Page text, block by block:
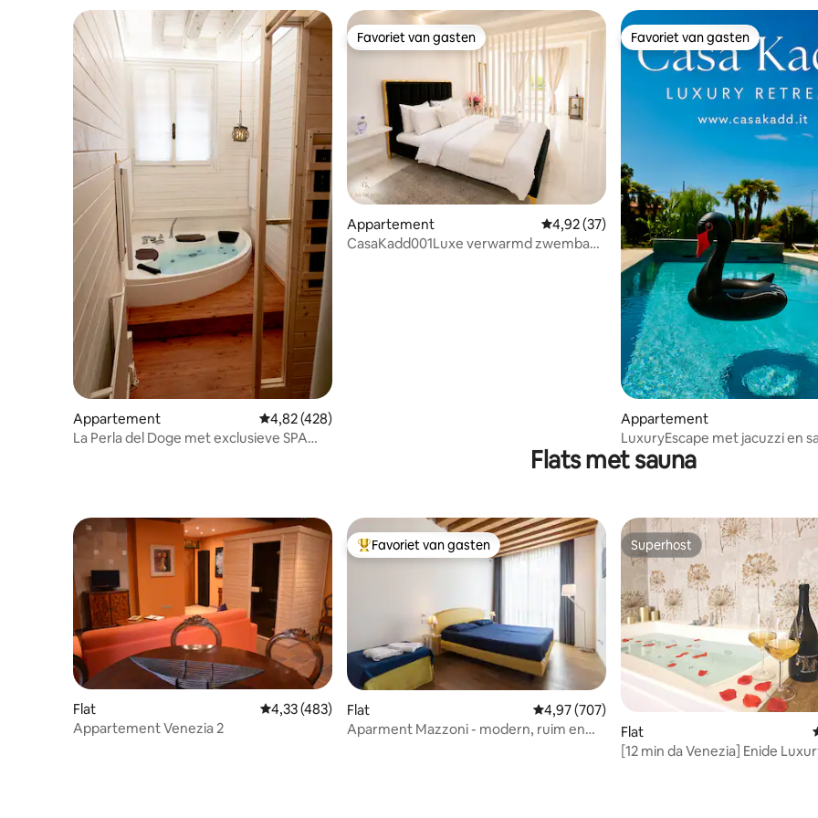
Appartement Gemiddelde beoordeling van 4,82 op 5, 428 recensies
4,82 (428)
La Perla del Doge met exclusieve SPA
Favoriet van gasten
Favoriet van gasten
Appartement Gemiddelde beoordeling van 4,92 op 5, 37
4,92 (37)
CasaKadd001Luxe verwarmd zwembad
Favoriet van gasten
Favoriet van gasten
Appartement
LuxuryEscape met jacuzzi en
Flats met sauna
Flat Gemiddelde beoordeling van 4,33 op 5, 483 recensies
4,33 (483)
Appartement Venezia 2
Topfavoriet van gasten
Favoriet van gasten
Flat Gemiddelde beoordeling van 4,97 op 5, 707
4,97 (707)
Aparment Mazzoni - modern, ruim en
Superhost
Superhost
Flat
[12 min da Venezia] Enide